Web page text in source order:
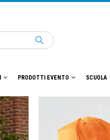
PRODOTTI EVENTO SCUOLA